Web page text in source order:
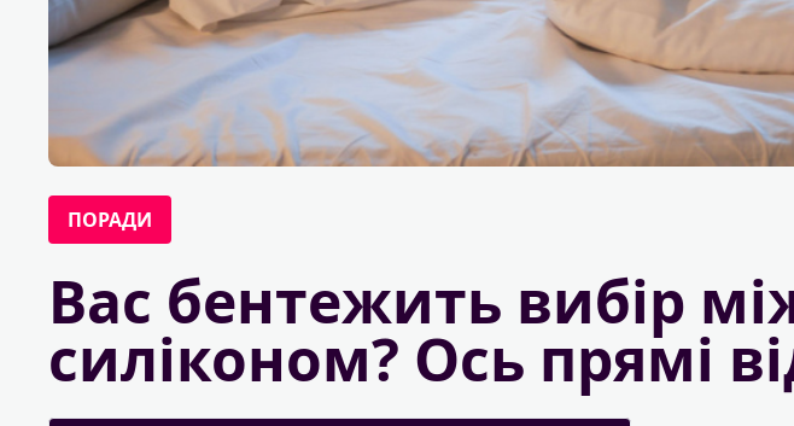
ПОРАДИ
Вас бентежить вибір
силіконом? Ось прямі